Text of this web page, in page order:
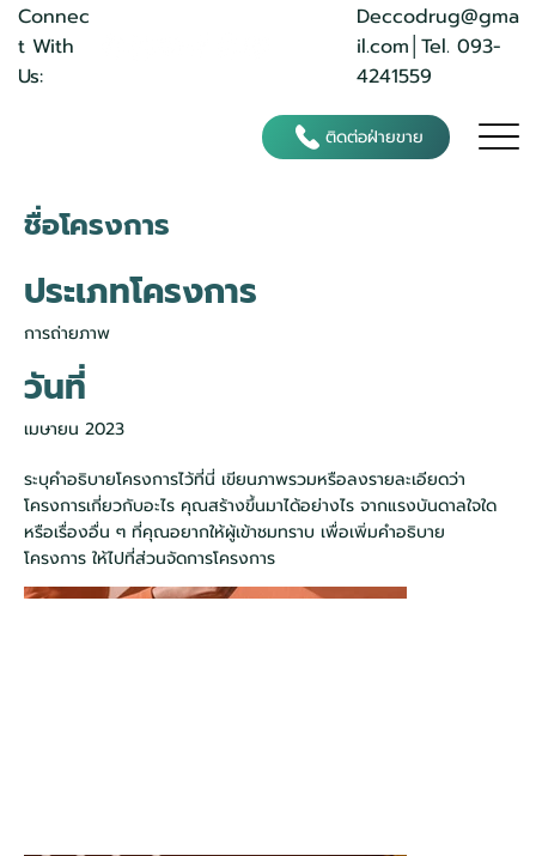
Connec
t With
Us:
Deccodrug@gma
il.com │Tel. 093-
4241559
ติดต่อฝ่ายขาย
ชื่อโครงการ
ประเภทโครงการ
การถ่ายภาพ
วันที่
เมษายน 2023
ระบุคำอธิบายโครงการไว้ที่นี่ เขียนภาพรวมหรือลงรายละเอียดว่า
โครงการเกี่ยวกับอะไร คุณสร้างขึ้นมาได้อย่างไร จากแรงบันดาลใจใด
หรือเรื่องอื่น ๆ ที่คุณอยากให้ผู้เข้าชมทราบ เพื่อเพิ่มคำอธิบาย
โครงการ ให้ไปที่ส่วนจัดการโครงการ